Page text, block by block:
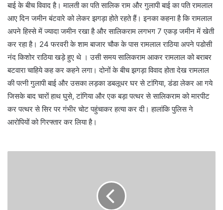
बाई के बीच विवाद है। मालती का पति सालिक राम और गुलापी बाई का पति रामलाल
आए दिन जमीन बंटवारे को लेकर झगड़ा होते रहते हैं। इनका कहना है कि रामलाल
अपने हिस्से में ज्यादा जमीन रखा है और सालिकराम लगभग 7 एकड़ जमीन में खेती
कर रहा है। 24 फरवरी के शाम बाजार चौक के पास रामलाल राठिया अपने पडोसी
नंद किशोर राठिया खड़े हुए थे । उसी समय सालिकराम आकर रामलाल को बराबर
बटवारा चाहिये कह कर कहने लगा। दोनों के बीच झगड़ा विवाद होता देख रामलाल
की पत्नी गुलापी बाई और उसका लड़का डबलूधर घर से टांगिया, डंडा लेकर आ गये
जिसके बाद चारों हाथ घुसे, टांगिया और एक बड़ा पत्थर से सालिकराम को मारपीट
कर पत्थर से सिर पर गंभीर चोट पहुंचाकर हत्या कर दी। हालांकि पुलिस ने
आरोपियों को गिरफ्तार कर लिया है।